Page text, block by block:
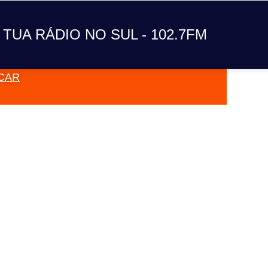
TUA RÁDIO NO SUL - 102.7FM
A TUA RÁDIO NO SUL